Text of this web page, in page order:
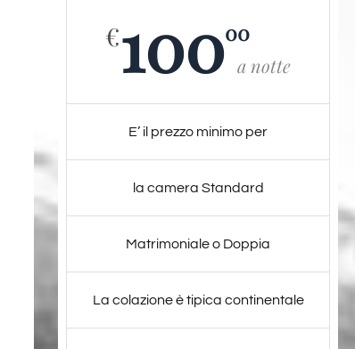
€10000
a notte
E’ il prezzo minimo per
la camera Standard
Matrimoniale o Doppia
La colazione è tipica continentale